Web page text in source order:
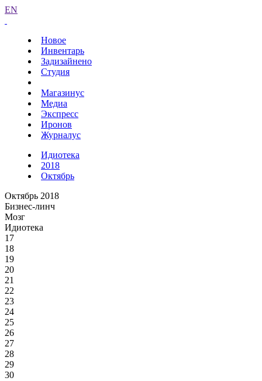
EN
Новое
Инвентарь
Задизайнено
Студия
Магазинус
Медиа
Экспресс
Иронов
Журналус
Идиотека
2018
Октябрь
Октябрь 2018
Бизнес-линч
Мозг
Идиотека
17
18
19
20
21
22
23
24
25
26
27
28
29
30